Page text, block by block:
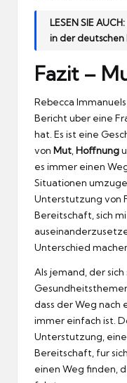
LESEN SIE AUCH:
in der
Fazit –
Rebecca
Bericht uber eine
hat. Es ist eine
von Mut Hoffnung
es immer einen
Situationen
Unterstutzung von
Bereitschaft, sich
Unterschied
Als jemand, der
dass der Weg nach
immer einfach ist.
Unterstutzung,
Bereitschaft, fur
einen Weg finden,